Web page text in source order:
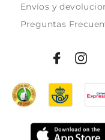
Envíos y
Preguntas